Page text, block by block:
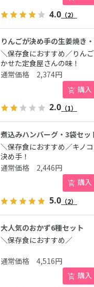
4.0 （2）
りんごが決め手の生姜焼き
＼保存食におすすめ／りん
かせた定食屋さんの味！
2,374円
購入
2.0 （1）
煮込みハンバーグ・3袋セッ
＼保存食におすすめ／キノ
決め手！
2,446円
購入
5.0 （2）
大人気のおかず6種セット
＼保存食におすすめ／
4,516円
購入